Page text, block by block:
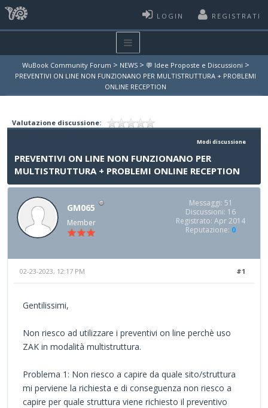
LOGIN REGISTRATI
WuBook Community Forum > NEWS > 💬 Idee Proposte e Discussioni >
PREVENTIVI ON LINE NON FUNZIONANO PER MULTISTRUTTURA + PROBLEMI
ONLINE RECEPTION
Valutazione discussione:
Modi discussione
PREVENTIVI ON LINE NON FUNZIONANO PER
MULTISTRUTTURA + PROBLEMI ONLINE RECEPTION
GM065
Member
Messaggi: 51
Discussioni: 16
Registrato: Apr 2014
Reputazione: 0
#1
02-23-2023, 12:17 PM
Gentilissimi,
Non riesco ad utilizzare i preventivi on line perchè uso
ZAK in modalità multistruttura.
Problema 1: Non riesco a capire da quale sito/struttura
mi perviene la richiesta e di conseguenza non riesco a
capire per quale struttura viene richiesto il preventivo